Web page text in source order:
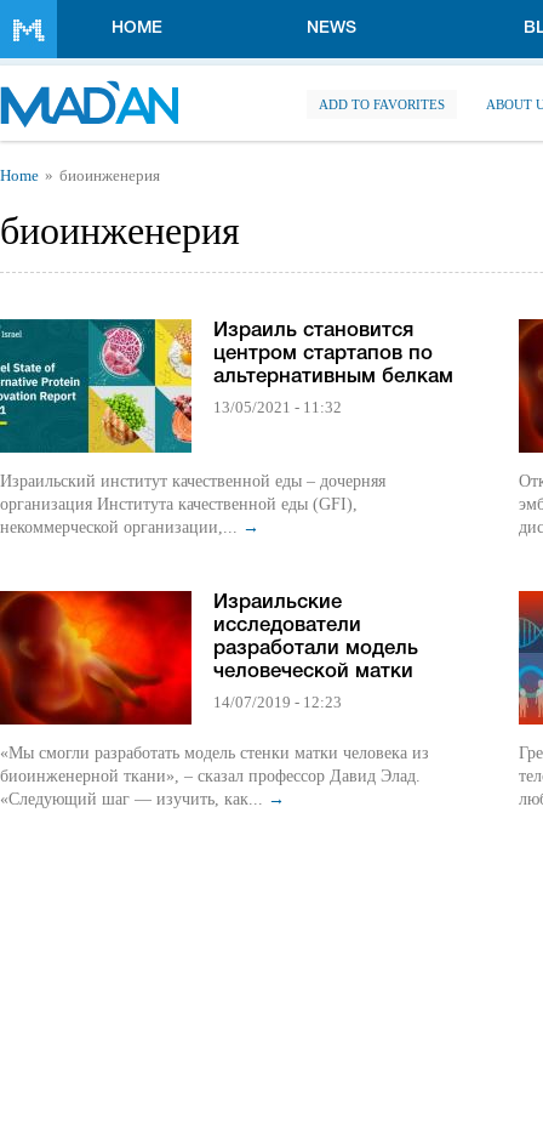
HOME NEWS
ADD TO FAVORITES ABOUT
You are here
Home биоинженерия
биоинженерия
Израиль становится
центром стартапов по
альтернативным белкам
13/05/2021 - 11:32
Израильский институт качественной еды – дочерняя
организация Института качественной еды (GFI),
некоммерческой организации,... →
Израильские
исследователи
разработали модель
человеческой матки
14/07/2019 - 12:23
«Мы смогли разработать модель стенки матки человека из
биоинженерной ткани», – сказал профессор Давид Элад.
«Следующий шаг — изучить, как... →